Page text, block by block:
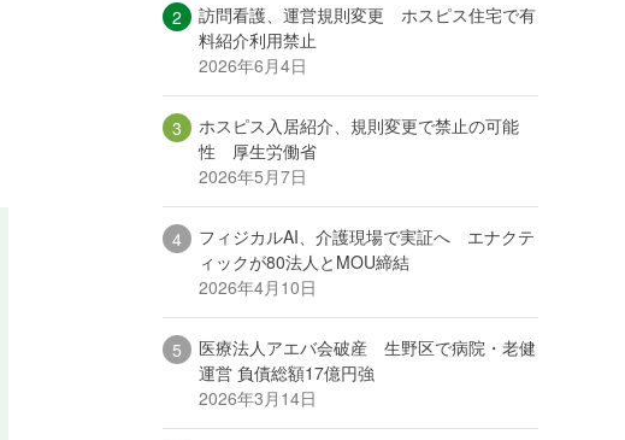
訪問看護、運営規則変更 ホスピス住宅で有
料紹介利用禁止
2026年6月4日
ホスピス入居紹介、規則変更で禁止の可能
性 厚生労働省
2026年5月7日
フィジカルAI、介護現場で実証へ エナクテ
ィックが80法人とMOU締結
2026年4月10日
医療法人アエバ会破産 生野区で病院・老健
運営 負債総額17億円強
2026年3月14日